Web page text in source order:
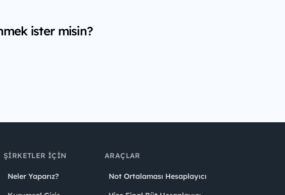
ister misin?
ŞIRKETLER İÇIN
Neler Yaparız?
ARAÇLAR
Not Ortalaması Hesaplayıcı